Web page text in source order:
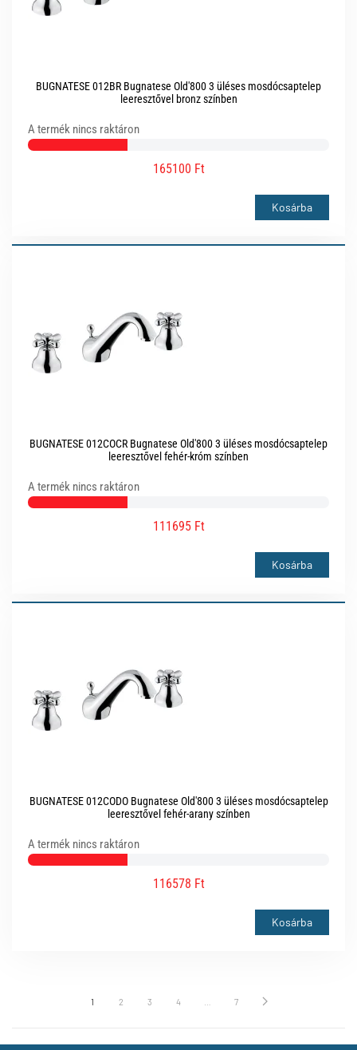
BUGNATESE 012BR Bugnatese Old'800 3 üléses mosdócsaptelep
leeresztővel bronz színben
A termék nincs raktáron
165100 Ft
Kosárba
BUGNATESE 012COCR Bugnatese Old'800 3 üléses mosdócsaptelep
leeresztővel fehér-króm színben
A termék nincs raktáron
111695 Ft
Kosárba
BUGNATESE 012CODO Bugnatese Old'800 3 üléses mosdócsaptelep
leeresztővel fehér-arany színben
A termék nincs raktáron
116578 Ft
Kosárba
1 2 3 4 7